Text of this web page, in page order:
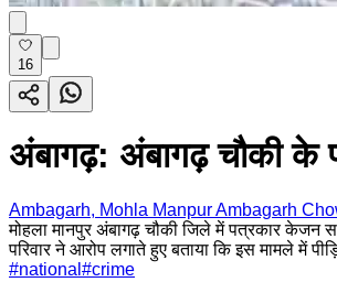
16
अंबागढ़: अंबागढ़ चौकी के
Ambagarh, Mohla Manpur Ambagarh
मोहला मानपुर अंबागढ़ चौकी जिले में पत्रकार केजन
परिवार ने आरोप लगाते हुए बताया कि इस मामले में
#national #crime